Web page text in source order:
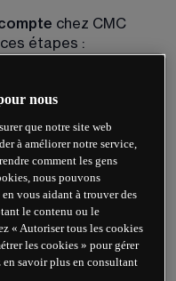
chez CMC
étapes :
commencer, entrez
compte de trading
(nos comptes de
courtage
nous
que notre site web
à améliorer notre service,
comment les gens
nous pouvons
vous aidant à trouver des
le contenu ou le
« Autoriser tous les cookies
les cookies » pour gérer
en savoir plus en consultant